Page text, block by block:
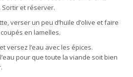
Sortir et réserver.
verser un peu d’huile d’olive et faire
en lamelles.
versez l’eau avec les épices.
pour que toute la viande soit bien